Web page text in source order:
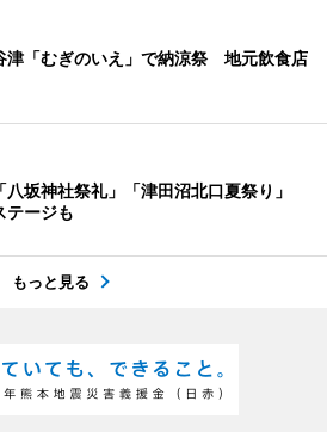
津「むぎのいえ」で納涼祭 地元飲食店
八坂神社祭礼」「津田沼北口夏祭り」
テージも
もっと見る